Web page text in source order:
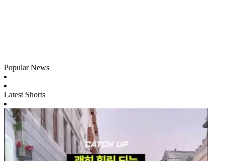
Popular News
Latest Shorts